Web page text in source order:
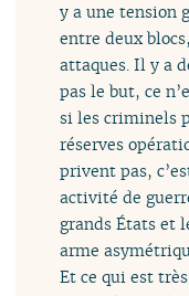
y a une tension
entre deux
attaques. Il y a
pas le but, ce
si les criminels
réserves
privent pas,
activité de
grands États et
arme
Et ce qui est